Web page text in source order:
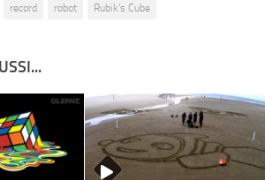
record robot Rubik's Cube